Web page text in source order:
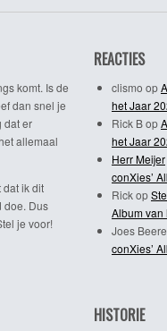
komt. Is de
dan snel je
dat er
allemaal
dat ik dit
doe. Dus
je voor!
REACTIES
clismo op
het Jaar
Rick Bop
het Jaar
Herr Meijer
conXies’
Rickop
Album van
Joes
conXies’
HISTORIE